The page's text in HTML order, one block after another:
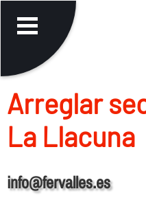
Arreglar
La Llacuna
info@fervalles.es